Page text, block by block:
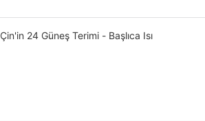
Çin'in 24 Güneş Terimi - Başlıca Isı